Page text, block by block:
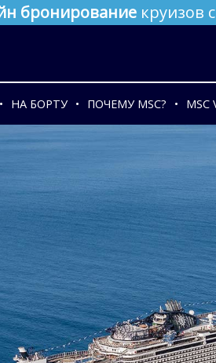
бронирование круизов
НА БОРТУ ПОЧЕМУ MSC? MSC